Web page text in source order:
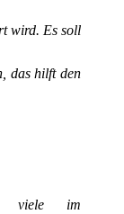
wird. Es soll
das hilft den
viele im